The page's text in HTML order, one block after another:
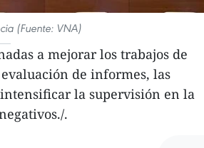
(Fuente: VNA)
a mejorar los trabajos de
de informes, las
la supervisión en la
.